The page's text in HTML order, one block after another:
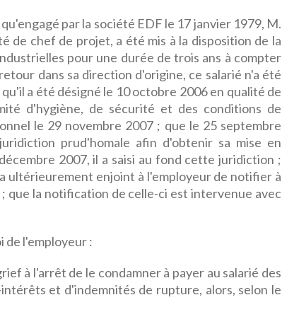
par la société EDF le 17 janvier 1979, M.
de chef de projet, a été mis à la disposition de la
pour une durée de trois ans à compter
dans sa direction d'origine, ce salarié n'a été
a été désigné le 10 octobre 2006 en qualité de
d'hygiène, de sécurité et des conditions de
le 29 novembre 2007 ; que le 25 septembre
prud'homale afin d'obtenir sa mise en
2007, il a saisi au fond cette juridiction ;
ultérieurement enjoint à l'employeur de notifier à
que la notification de celle-ci est intervenue avec
de l'employeur :
à l'arrêt de le condamner à payer au salarié des
et d'indemnités de rupture, alors, selon le